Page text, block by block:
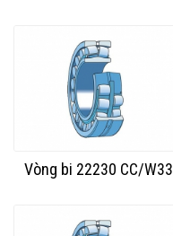
Vòng bi 22230 CC/W33